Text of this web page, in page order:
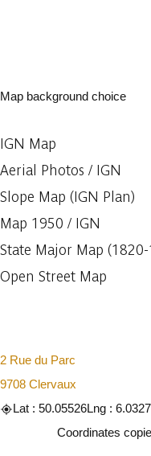
Map background choice
IGN Map
Aerial Photos / IGN
Slope Map (IGN Plan)
Map 1950 / IGN
State Major Map
Open Street Map
2 Rue du Parc
9708 Clervaux
Lat : 50.05526Lng :
Coordinates